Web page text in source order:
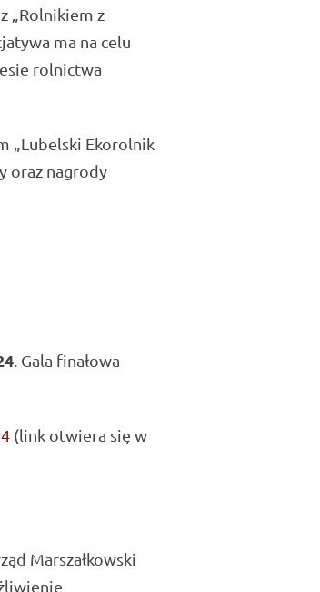
„Rolnikiem z
ma na celu
rolnictwa
„Lubelski Ekorolnik
oraz nagrody
. Gala finałowa
(link otwiera się w
Marszałkowski